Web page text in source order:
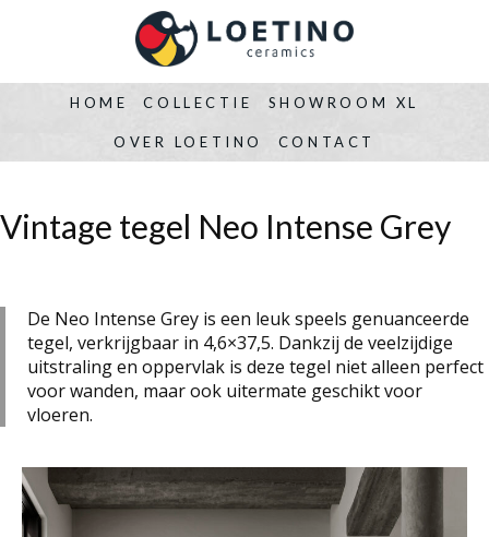
HOME COLLECTIE SHOWROOM XL
OVER LOETINO CONTACT
Vintage tegel Neo Intense Grey
De Neo Intense Grey is een leuk speels genuanceerde
tegel, verkrijgbaar in 4,6×37,5. Dankzij de veelzijdige
uitstraling en oppervlak is deze tegel niet alleen perfect
voor wanden, maar ook uitermate geschikt voor
vloeren.